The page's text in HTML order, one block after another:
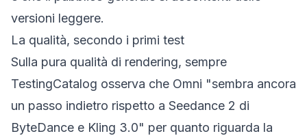
versioni leggere.
La qualità, secondo i primi test
Sulla pura qualità di rendering, sempre
TestingCatalog osserva che Omni "sembra ancora
un passo indietro rispetto a Seedance 2 di
ByteDance e Kling 3.0" per quanto riguarda la